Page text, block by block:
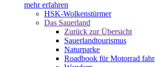
mehr erfahren
HSK-Wolkenstürmer
Das Sauerland
Zurück zur Übersicht
Sauerlandtourismus
Naturparke
Roadbook für Motorrad